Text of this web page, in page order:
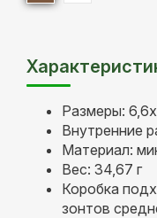
Размеры:
Внутренние
Материал:
Вес: 34,67 г
Коробка
зонтов